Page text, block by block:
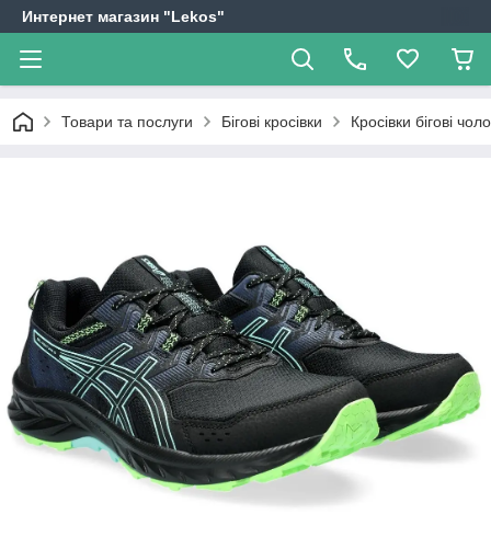
Интернет магазин "Lekos"
Товари та послуги Бігові кросівки Кросівки бігові